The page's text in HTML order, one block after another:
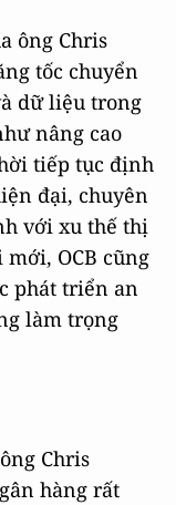
ông Chris
tốc chuyển
dữ liệu trong
nâng cao
tiếp tục định
đại, chuyên
với xu thế thị
OCB cũng
phát triển an
làm trọng
Chris
hàng rất